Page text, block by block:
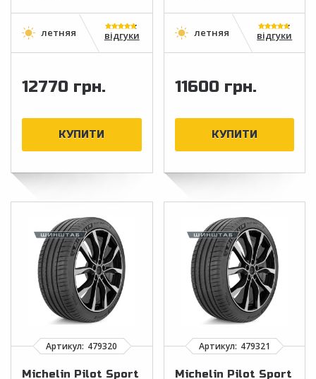
відгуки
12770 грн.
відгуки
11600 грн.
Michelin Pilot Sport Michelin Pilot Sport